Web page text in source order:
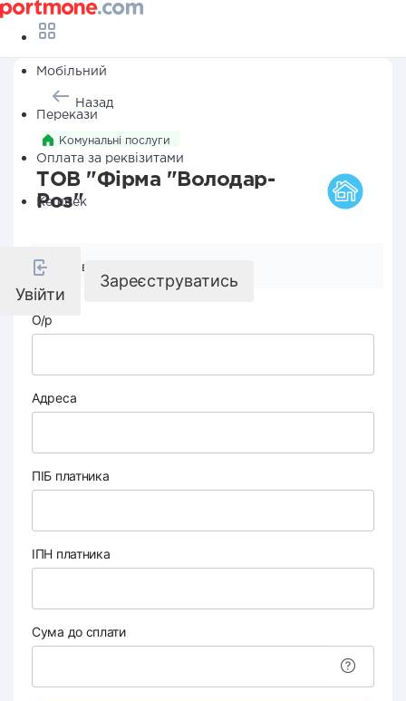
Мобільний
Перекази
Оплата за реквізитами
Кешбек
Увійти
Зареєструватись
Назад
Комунальні послуги
ТОВ "Фірма "Володар-
Роз"
Реквізити компанії
О/р
Адреса
ПІБ платника
ІПН платника
Сума до сплати